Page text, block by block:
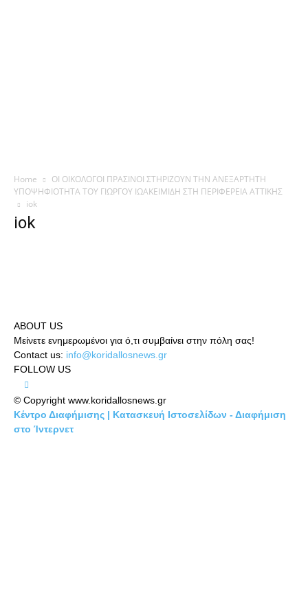
Home
ΟΙ ΟΙΚΟΛΟΓΟΙ ΠΡΑΣΙΝΟΙ ΣΤΗΡΙΖΟΥΝ ΤΗΝ ΑΝΕΞΑΡΤΗΤΗ
ΥΠΟΨΗΦΙΟΤΗΤΑ ΤΟΥ ΓΙΩΡΓΟΥ ΙΩΑΚΕΙΜΙΔΗ ΣΤΗ ΠΕΡΙΦΕΡΕΙΑ ΑΤΤΙΚΗΣ
iok
iok
ABOUT US
Μείνετε ενημερωμένοι για ό,τι συμβαίνει στην πόλη σας!
Contact us: info@koridallosnews.gr
FOLLOW US
© Copyright www.koridallosnews.gr
Κέντρο Διαφήμισης | Κατασκευή Ιστοσελίδων - Διαφήμιση
στο Ίντερνετ